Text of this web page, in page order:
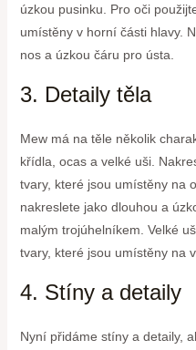
úzkou pusinku. Pro oči
umístěny v horní části hlavy.
nos a úzkou čáru pro ústa.
3. Detaily těla
Mew má na těle několik
křídla, ocas a velké uši.
tvary, které jsou umístěny na
nakreslete jako dlouhou a
malým trojúhelníkem. Velké
tvary, které jsou umístěny na
4. Stíny a detaily
Nyní přidáme stíny a detaily,